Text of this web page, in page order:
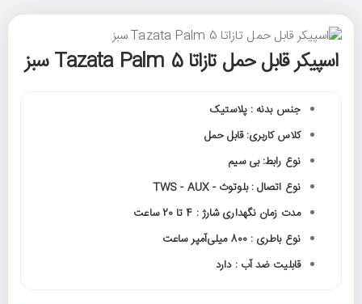
حراج اسپیکر قابل حمل تازاتا Tazata Palm 5 سبز
جنس بدنه : پلاستیک
کلاس کاربری: قابل حمل
نوع رابط: بی سیم
نوع اتصال : بلوتوث - TWS - AUX
مدت زمان نگهداری شارژ : 4 تا 20 ساعت
نوع باطری : 800 میلی‌آمپر ساعت
قابلیت ضد آب : دارد